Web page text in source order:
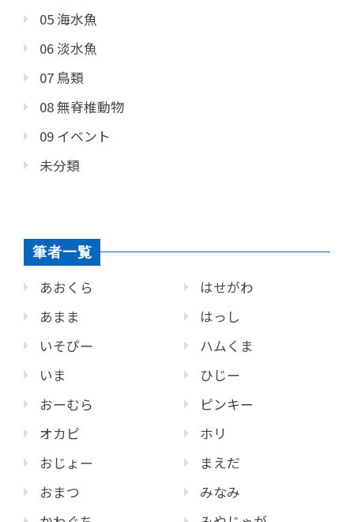
05 海水魚
06 淡水魚
07 鳥類
08 無脊椎動物
09 イベント
未分類
筆者一覧
あおくら
あまま
いそぴー
いま
おーむら
オカピ
おじょー
おまつ
はせがわ
はっし
ハムくま
ひじー
ピンキー
ホリ
まえだ
みなみ